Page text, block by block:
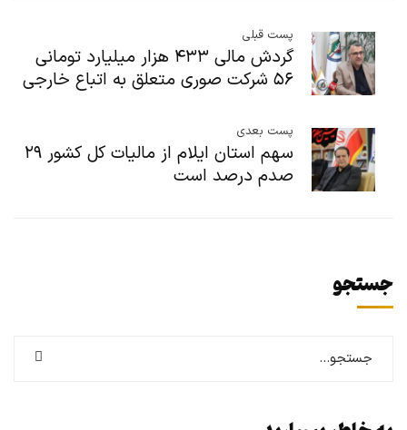
پست قبلی
گردش مالی ۴۳۳ هزار میلیارد تومانی
۵۶ شرکت صوری متعلق به اتباع خارجی
پست بعدی
سهم استان ایلام از مالیات کل کشور ۲۹
صدم درصد است
جستجو